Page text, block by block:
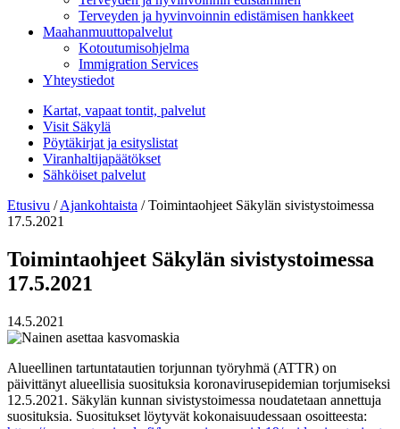
Terveyden ja hyvinvoinnin edistämisen hankkeet
Maahanmuuttopalvelut
Kotoutumisohjelma
Immigration Services
Yhteystiedot
Kartat, vapaat tontit, palvelut
Visit Säkylä
Pöytäkirjat ja esityslistat
Viranhaltijapäätökset
Sähköiset palvelut
Etusivu /Ajankohtaista /Toimintaohjeet Säkylän sivistystoimessa
17.5.2021
Toimintaohjeet Säkylän sivistystoimessa
17.5.2021
14.5.2021
Alueellinen tartuntatautien torjunnan työryhmä (ATTR) on
päivittänyt alueellisia suosituksia koronavirusepidemian torjumiseksi
12.5.2021. Säkylän kunnan sivistystoimessa noudatetaan annettuja
suosituksia. Suositukset löytyvät kokonaisuudessaan osoitteesta: